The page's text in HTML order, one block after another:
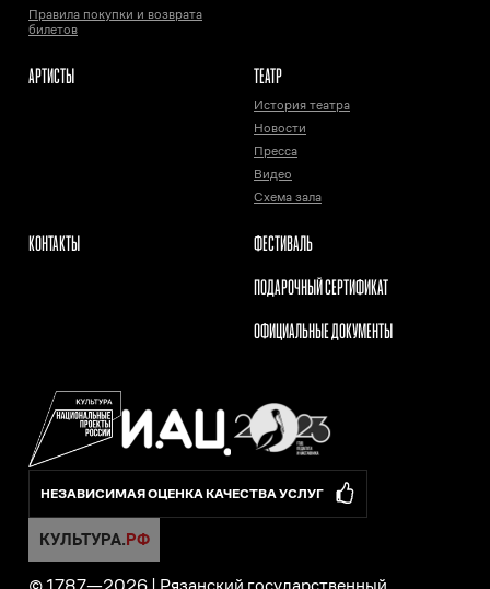
Правила покупки и возврата
билетов
АРТИСТЫ ТЕАТР
История театра
Новости
Пресса
Видео
Схема зала
КОНТАКТЫ
ФЕСТИВАЛЬ
ПОДАРОЧНЫЙ СЕРТИФИКАТ
ОФИЦИАЛЬНЫЕ ДОКУМЕНТЫ
НЕЗАВИСИМАЯ ОЦЕНКА КАЧЕСТВА УСЛУГ
© 1787—2026 Рязанский государственный